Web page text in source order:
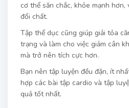
cơ thể săn chắc, khỏe mạnh
đổi chất.
Tập thể dục cũng giúp giải tỏa
trạng và làm cho việc giảm cân
mà trở nên tích cực hơn.
Bạn nên tập luyện đều đặn, ít
hợp các bài tập cardio và tập
quả tốt nhất.